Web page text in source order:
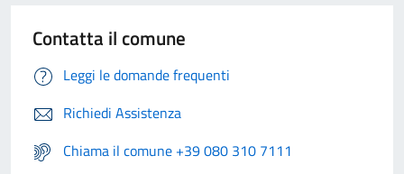
Contatta il comune
Leggi le domande frequenti
Richiedi Assistenza
Chiama il comune +39 080 310 7111